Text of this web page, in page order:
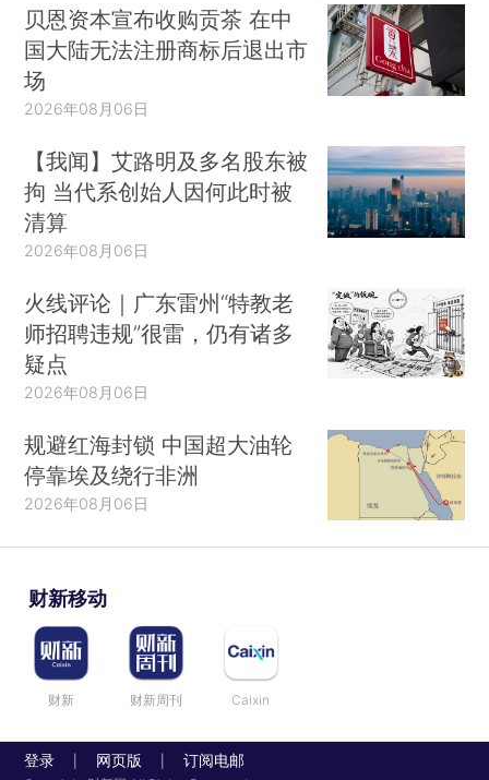
贝恩资本宣布收购贡茶 在中
国大陆无法注册商标后退出市
场
2026年08月06日
【我闻】艾路明及多名股东被
拘 当代系创始人因何此时被
清算
2026年08月06日
火线评论｜广东雷州“特教老
师招聘违规”很雷，仍有诸多
疑点
2026年08月06日
规避红海封锁 中国超大油轮
停靠埃及绕行非洲
2026年08月06日
财新移动
财新 财新周刊 Caixin
登录 网页版 订阅电邮